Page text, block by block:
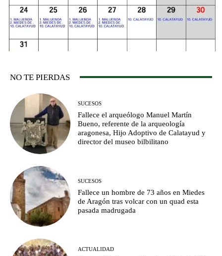
NO TE PIERDAS
SUCESOS
Fallece el arqueólogo Manuel Martín
Bueno, referente de la arqueología
aragonesa, Hijo Adoptivo de Calatayud y
director del museo bilbilitano
SUCESOS
Fallece un hombre de 73 años en Miedes
de Aragón tras volcar con un quad esta
pasada madrugada
ACTUALIDAD